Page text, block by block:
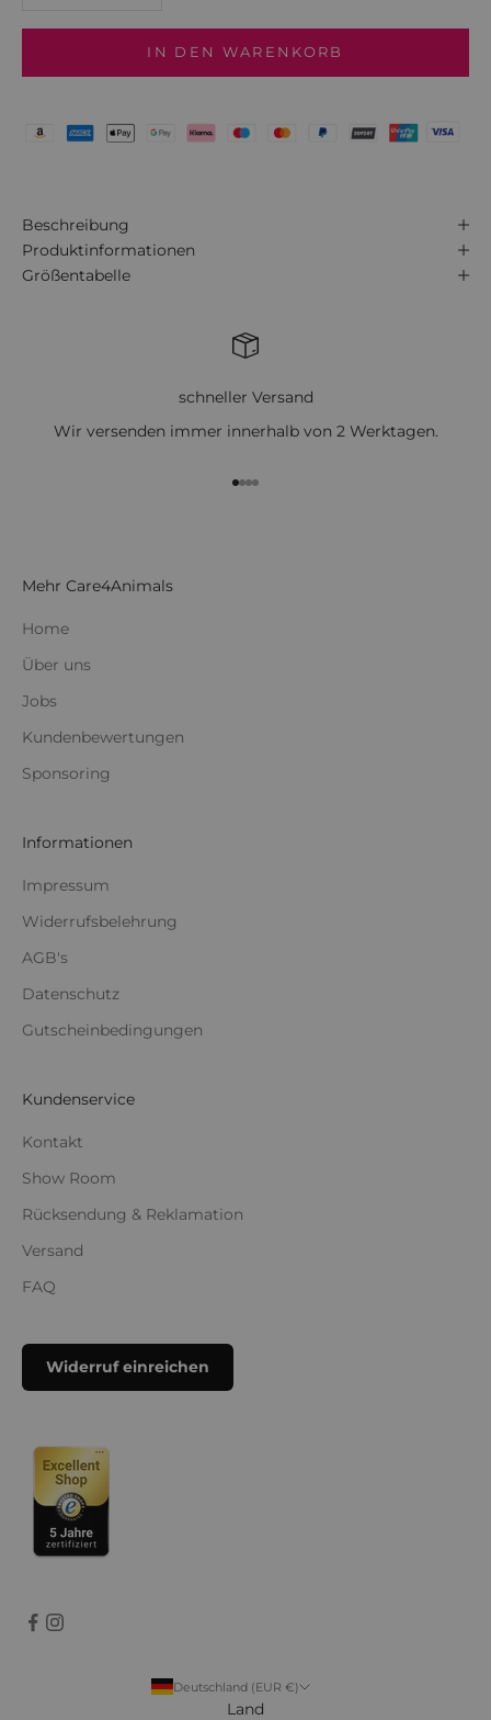
IN DEN WARENKORB
Beschreibung
Produktinformationen
Größentabelle
schneller Versand
Wir versenden immer innerhalb von 2 Werktagen.
Gehe zu Element 1
Gehe zu Element 2
Gehe zu Element 3
Gehe zu Element 4
Mehr Care4Animals
Home
Über uns
Jobs
Kundenbewertungen
Sponsoring
Informationen
Impressum
Widerrufsbelehrung
AGB's
Datenschutz
Gutscheinbedingungen
Kundenservice
Kontakt
Show Room
Rücksendung & Reklamation
Versand
FAQ
Widerruf einreichen
Deutschland (EUR €)
Land